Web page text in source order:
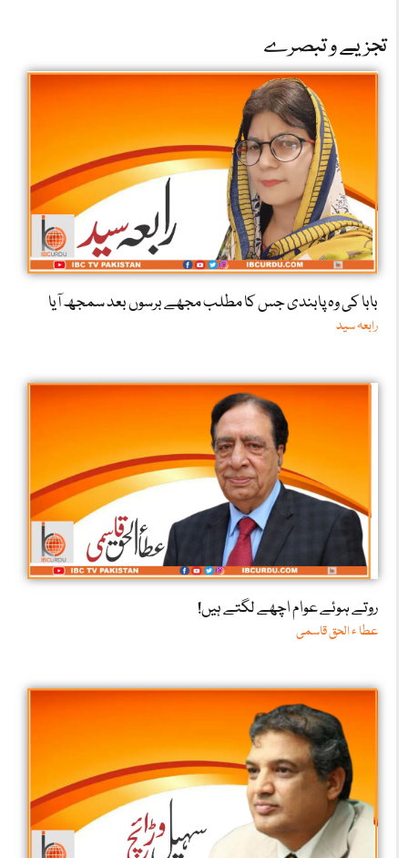
تجزیے و تبصرے
بابا کی وہ پابندی جس کا مطلب مجھے برسوں بعد سمجھ آیا
رابعہ سید
روتے ہوئے عوام اچھے لگتے ہیں!
عطا ء الحق قاسمی